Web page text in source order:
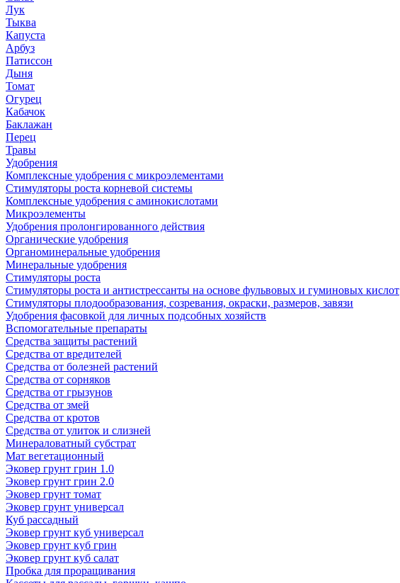
Лук
Тыква
Капуста
Арбуз
Патиссон
Дыня
Томат
Огурец
Кабачок
Баклажан
Перец
Травы
Удобрения
Комплексные удобрения с микроэлементами
Стимуляторы роста корневой системы
Комплексные удобрения с аминокислотами
Микроэлементы
Удобрения пролонгированного действия
Органические удобрения
Органоминеральные удобрения
Минеральные удобрения
Стимуляторы роста
Стимуляторы роста и антистрессанты на основе фульвовых и гуминовых кислот
Стимуляторы плодообразования, созревания, окраски, размеров, завязи
Удобрения фасовкой для личных подсобных хозяйств
Вспомогательные препараты
Средства защиты растений
Средства от вредителей
Средства от болезней растений
Средства от сорняков
Средства от грызунов
Средства от змей
Средства от кротов
Средства от улиток и слизней
Минераловатный субстрат
Мат вегетационный
Эковер грунт грин 1.0
Эковер грунт грин 2.0
Эковер грунт томат
Эковер грунт универсал
Куб рассадный
Эковер грунт куб универсал
Эковер грунт куб грин
Эковер грунт куб салат
Пробка для проращивания